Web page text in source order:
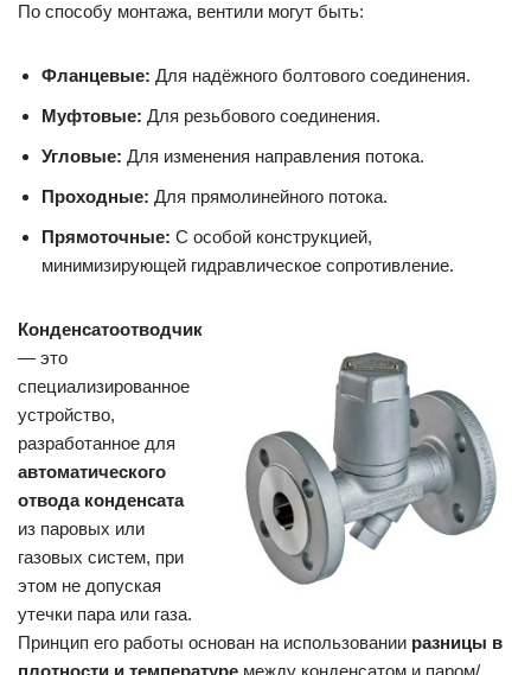
По способу монтажа, вентили могут быть:
Фланцевые: Для надёжного болтового соединения.
Муфтовые: Для резьбового соединения.
Угловые: Для изменения направления потока.
Проходные: Для прямолинейного потока.
Прямоточные: С особой конструкцией,
минимизирующей гидравлическое сопротивление.
Конденсатоотводчик
— это
специализированное
устройство,
разработанное для
автоматического
отвода конденсата
из паровых или
газовых систем, при
этом не допуская
утечки пара или газа.
Принцип его работы основан на использовании разницы в
плотности и температуре между конденсатом и паром/